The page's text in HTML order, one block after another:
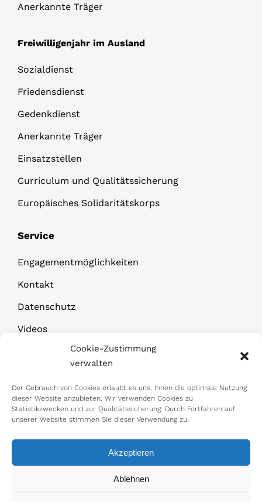
Cookie-Zustimmung
verwalten
Der Gebrauch von Cookies erlaubt es uns, Ihnen die optimale Nutzung
dieser Website anzubieten. Wir verwenden Cookies zu
Statistikzwecken und zur Qualitätssicherung. Durch Fortfahren auf
unserer Website stimmen Sie dieser Verwendung zu.
Akzeptieren
Ablehnen
Anerkannte Träger
Freiwilligenjahr im Ausland
Sozialdienst
Friedensdienst
Gedenkdienst
Anerkannte Träger
Einsatzstellen
Curriculum und Qualitätssicherung
Europäisches Solidaritätskorps
Service
Engagementmöglichkeiten
Kontakt
Datenschutz
Videos
© 2026 Bundesministerium für Arbeit,